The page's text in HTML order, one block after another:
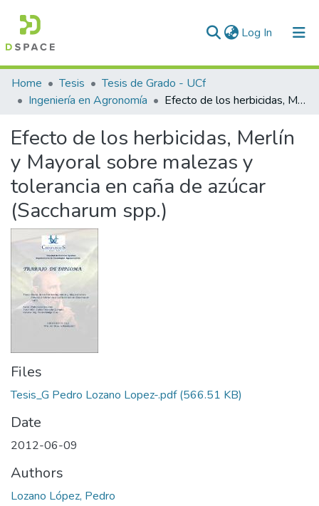
Log In (current)
Communities & Collections
All of DSpace
Statistics
Home Tesis
Tesis de Grado - UCf
Ingeniería en Agronomía
Efecto de los herbicidas, Merlín y Mayoral sobre malezas y tolerancia en caña de azúcar (Saccharum spp.)
Efecto de los herbicidas, Merlín
y Mayoral sobre malezas y
tolerancia en caña de azúcar
(Saccharum spp.)
Files
Tesis_G Pedro Lozano Lopez-.pdf(566.51 KB)
Date
2012-06-09
Authors
Lozano López, Pedro